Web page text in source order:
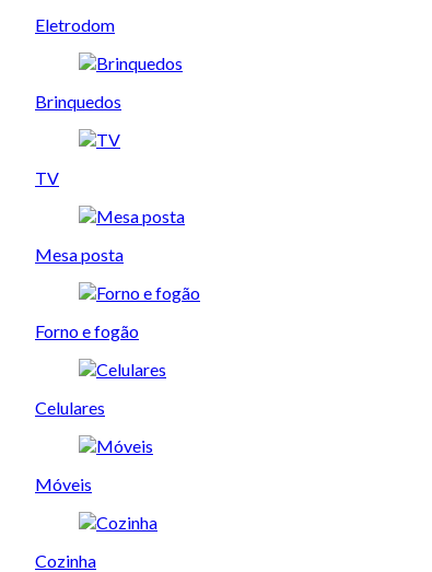
Eletrodom
Brinquedos
TV
Mesa posta
Forno e fogão
Celulares
Móveis
Cozinha